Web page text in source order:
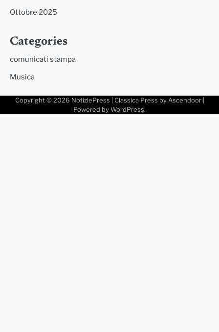
Ottobre 2025
Categories
comunicati stampa
Musica
Copyright © 2026 NotiziePress | Classica Press by Ascendoor|
Powered by WordPress.